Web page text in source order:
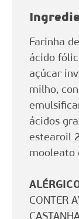
Farinha
ácido
açúcar
milho,
ácidos
estearoil
mooleato
CONTER